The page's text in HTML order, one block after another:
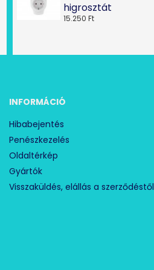
higrosztát
15.250 Ft
INFORMÁCIÓ
Hibabejentés
Penészkezelés
Oldaltérkép
Gyártók
Visszaküldés, elállás a szerződéstől